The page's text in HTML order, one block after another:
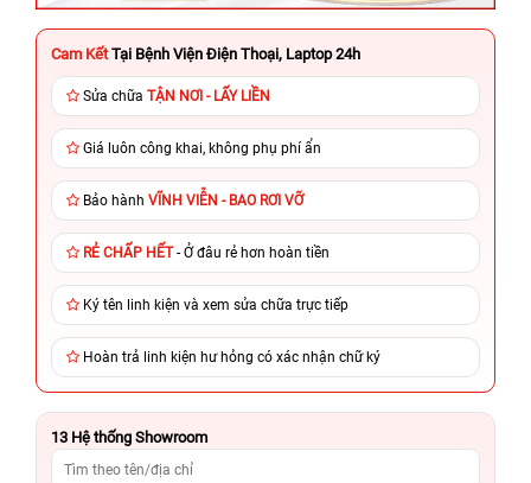
Cam Kết Tại Bệnh Viện Điện Thoại, Laptop 24h
Sửa chữa TẬN NƠI - LẤY LIỀN
Giá luôn công khai, không phụ phí ẩn
Bảo hành VĨNH VIỄN - BAO RƠI VỠ
RẺ CHẤP HẾT- Ở đâu rẻ hơn hoàn tiền
Ký tên linh kiện và xem sửa chữa trực tiếp
Hoàn trả linh kiện hư hỏng có xác nhận chữ ký
13 Hệ thống Showroom